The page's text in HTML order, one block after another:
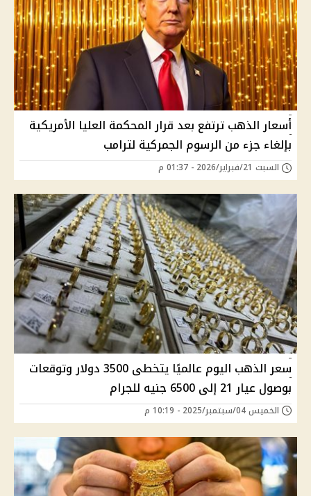
أسعار الذهب ترتفع بعد قرار المحكمة العليا الأمريكية
بإلغاء جزء من الرسوم الجمركية لترامب
السبت 21/فبراير/2026 - 01:37 م
سعر الذهب اليوم عالميًا يتخطى 3500 دولار وتوقعات
بوصول عيار 21 إلى 6500 جنيه للجرام
الخميس 04/سبتمبر/2025 - 10:19 م